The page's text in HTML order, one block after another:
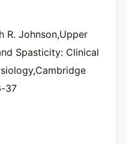
R. Johnson,Upper
Spasticity: Clinical
37